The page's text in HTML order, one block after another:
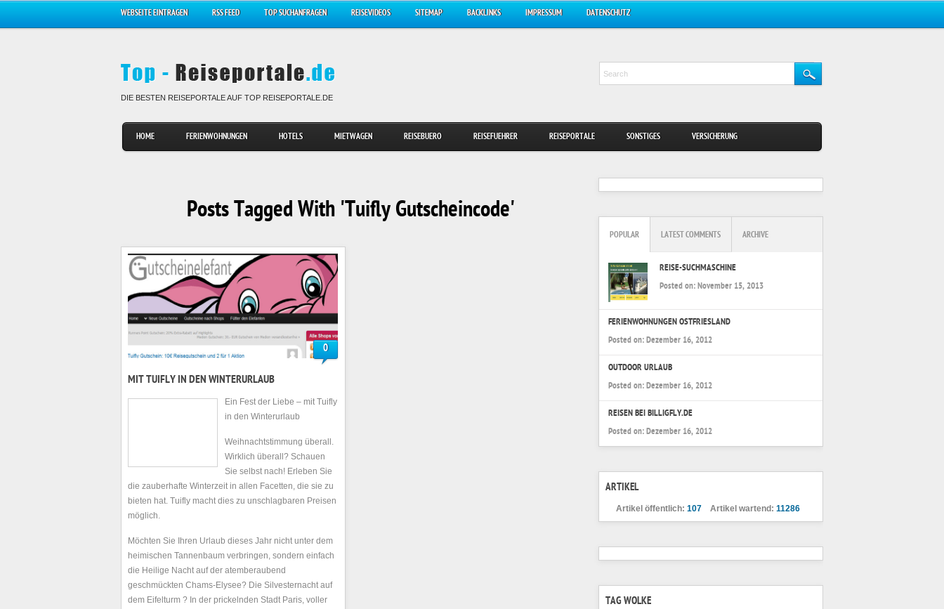
WEBSEITE EINTRAGEN RSS FEED TOP SUCHANFRAGEN REISEVIDEOS SITEMAP BACKLINKS IMPRESSUM DATENSCHUTZ
DIE BESTEN REISEPORTALE AUF TOP REISEPORTALE.DE
HOME FERIENWOHNUNGEN HOTELS MIETWAGEN REISEBUERO REISEFUEHRER REISEPORTALE SONSTIGES VERSICHERUNG
Posts Tagged With 'Tuifly Gutscheincode'
0
MIT TUIFLY IN DEN WINTERURLAUB
Ein Fest der Liebe – mit Tuifly
in den Winterurlaub
Weihnachtstimmung überall.
Wirklich überall? Schauen
Sie selbst nach! Erleben Sie
die zauberhafte Winterzeit in allen Facetten, die sie zu
bieten hat. Tuifly macht dies zu unschlagbaren Preisen
möglich.
Möchten Sie Ihren Urlaub dieses Jahr nicht unter dem
heimischen Tannenbaum verbringen, sondern einfach
die Heilige Nacht auf der atemberaubend
geschmückten Chams-Elysee? Die Silvesternacht auf
dem Eifelturm ? In der prickelnden Stadt Paris, voller
POPULAR LATEST COMMENTS ARCHIVE
REISE-SUCHMASCHINE
Posted on: November 15, 2013
FERIENWOHNUNGEN OSTFRIESLAND
Posted on: Dezember 16, 2012
OUTDOOR URLAUB
Posted on: Dezember 16, 2012
REISEN BEI BILLIGFLY.DE
Posted on: Dezember 16, 2012
ARTIKEL
Artikel öffentlich: 107Artikel wartend: 11286
TAG WOLKE